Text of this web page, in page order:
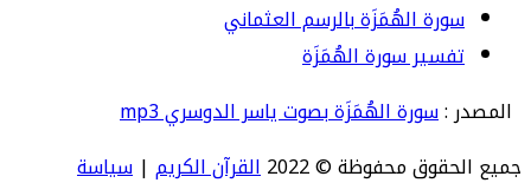
سورة الهُمَزَة بالرسم العثماني
تفسير سورة الهُمَزَة
المصدر :سورة الهُمَزَة بصوت ياسر الدوسري mp3
جميع الحقوق محفوظة © 2022
القرآن الكريم | سياسة